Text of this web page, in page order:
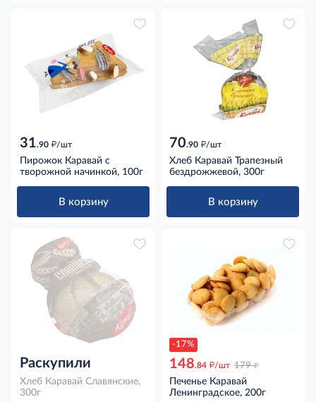
31.90 д/шт
Пирожок Каравай с
творожной начинкой, 100г
В корзину
70.90 д/шт
Хлеб Каравай Трапезный
бездрожжевой, 300г
В корзину
Раскупили
Хлеб Каравай Славянские,
300г
-17%
148.84 д/шт 179 д
Печенье Каравай
Ленинградское, 200г